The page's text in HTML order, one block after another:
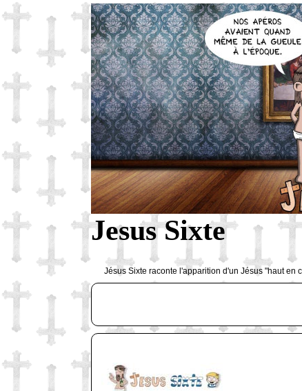
Jesus Sixte
Jésus Sixte raconte l'apparition d'un Jésus "haut